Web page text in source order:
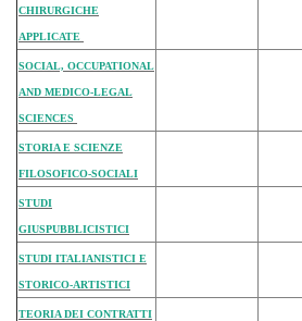
CHIRURGICHE
APPLICATE
SOCIAL, OCCUPATIONAL
AND MEDICO-LEGAL
SCIENCES
STORIA E SCIENZE
FILOSOFICO-SOCIALI
STUDI
GIUSPUBBLICISTICI
STUDI ITALIANISTICI E
STORICO-ARTISTICI
TEORIA DEI CONTRATTI